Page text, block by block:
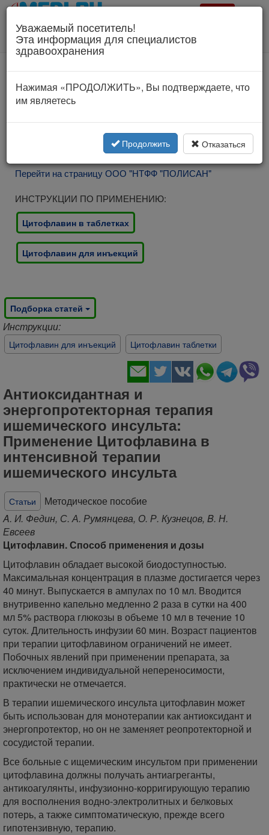
Для специалистов здравоохранения!
Соглашение об использовании
Уважаемый посетитель!
Эта информация для специалистов
здравоохранения
Нажимая «ПРОДОЛЖИТЬ», Вы подтверждаете, что
им являетесь
Продолжить Отказаться
www.polysan.ru
Перейти на страницу ООО "НТФФ "ПОЛИСАН"
ИНСТРУКЦИИ ПО ПРИМЕНЕНИЮ:
Цитофлавин в таблетках
Цитофлавин для инъекций
Подборка статей
Инструкции:
Цитофлавин для инъекций Цитофлавин таблетки
Антиоксидантная и
энергопротекторная терапия
ишемического инсульта:
Применение Цитофлавина в
интенсивной терапии
ишемического инсульта
Статьи
Методическое пособие
A. И. Федин, С. А. Румянцева, О. Р. Кузнецов, B. Н.
Евсеев
Цитофлавин. Способ применения и дозы
Цитофлавин обладает высокой биодоступностью.
Максимальная концентрация в плазме достигается через
40 минут. Выпускается в ампулах по 10 мл. Вводится
внутривенно капельно медленно 2 раза в сутки на 400
мл 5% раствора глюкозы в объеме 10 мл в течение 10
суток. Длительность инфузии 60 мин. Возраст пациентов
при терапии цитофлавином ограничений не имеет.
Побочных явлений при применении препарата, за
исключением индивидуальной непереносимости,
практически не отмечается.
В терапии ишемического инсульта цитофлавин может
быть использован для монотерапии как антиоксидант и
энергопротектор, но он не заменяет реопротекторной и
сосудистой терапии.
Все больные с ищемическим инсультом при применении
цитофлавина должны получать антиагреганты,
антикоагулянты, инфузионно-корригирующую терапию
для восполнения водно-электролитных и белковых
потерь, а также симптоматическую, прежде всего
гипотензивную, терапию.